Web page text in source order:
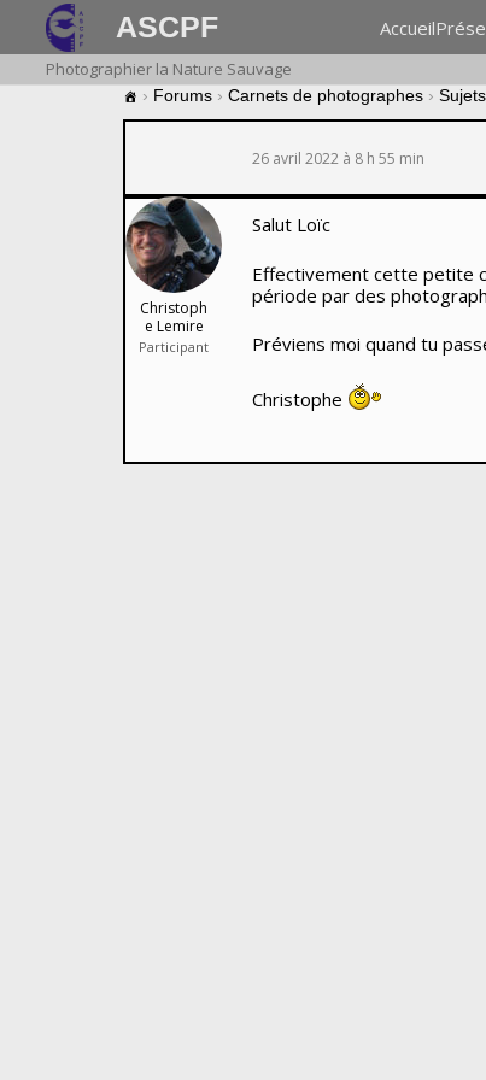
ASCPF Accueil
Photographier la Nature Sauvage
› Forums › Carnets de photographes ›
26 avril 2022 à 8 h 55 min
Christoph
e Lemire
Participant
Salut Loïc
Effectivement cette petite
période par des
Préviens moi quand tu
Christophe